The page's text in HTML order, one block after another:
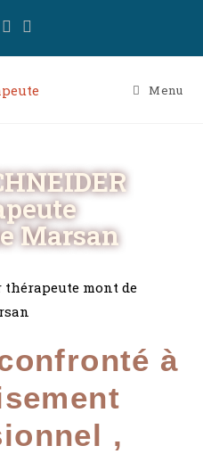
Menu
Marsan
à
,